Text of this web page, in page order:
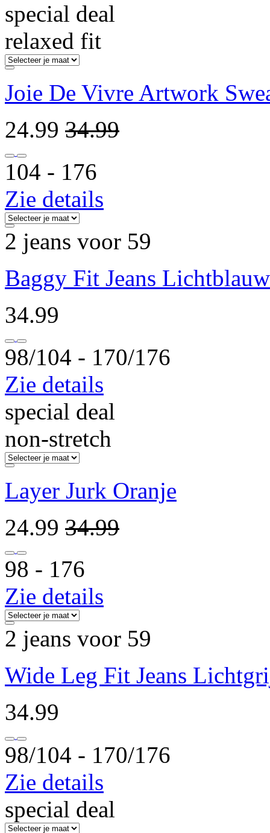
special deal
relaxed fit
Joie De Vivre Artwork
24.99 34.99
104 ‐ 176
Zie details
2 jeans voor 59
Baggy Fit Jeans Lichtblauw
34.99
98/104 ‐ 170/176
Zie details
special deal
non-stretch
Layer Jurk Oranje
24.99 34.99
98 ‐ 176
Zie details
2 jeans voor 59
Wide Leg Fit Jeans
34.99
98/104 ‐ 170/176
Zie details
special deal